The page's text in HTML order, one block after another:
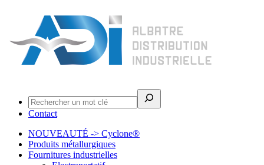
Contact
NOUVEAUTÉ -> Cyclone®
Produits métallurgiques
Fournitures industrielles